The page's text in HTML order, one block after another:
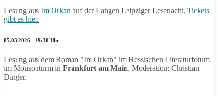
Lesung aus Im Orkan auf der Langen Leipziger Lesenacht. Tickets
gibt es hier.
05.03.2026 - 19:30 Uhr
Lesung aus dem Roman "Im Orkan" im Hessischen Literaturforum
im Mousonturm in Frankfurt am Main. Moderation: Christian
Dinger.